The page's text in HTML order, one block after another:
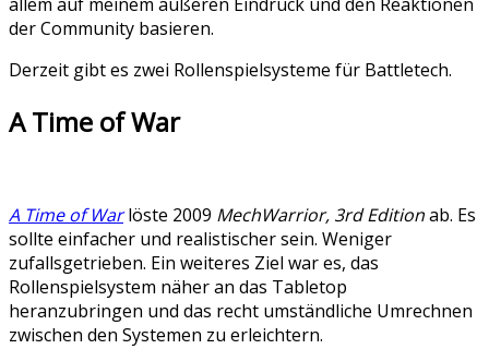
der Community basieren.
Derzeit gibt es zwei Rollenspielsysteme für Battletech.
A Time of War
A Time of Warlöste 2009 MechWarrior, 3rd Editionab. Es
sollte einfacher und realistischer sein. Weniger
zufallsgetrieben. Ein weiteres Ziel war es, das
Rollenspielsystem näher an das Tabletop
heranzubringen und das recht umständliche Umrechnen
zwischen den Systemen zu erleichtern.